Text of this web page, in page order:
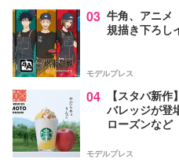
03 牛角、アニメ
規描き下ろし
モデルプレス
04
【スタバ新
バレッジが登
ローズンなど
モデルプレス